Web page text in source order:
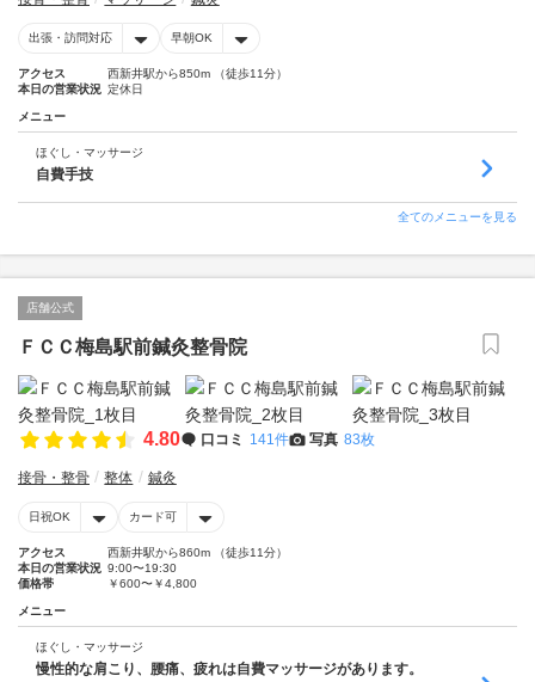
出張・訪問対応 早朝OK
アクセス
西新井駅から850m （徒歩11分）
本日の営業状況 定休日
メニュー
ほぐし・マッサージ
自費手技
全てのメニューを見る
店舗公式
ＦＣＣ梅島駅前鍼灸整骨院
4.80 口コミ 141件 写真 83枚
接骨・整骨 整体 鍼灸
日祝OK カード可
アクセス
西新井駅から860m （徒歩11分）
本日の営業状況 9:00〜19:30
価格帯
￥600〜￥4,800
メニュー
ほぐし・マッサージ
慢性的な肩こり、腰痛、疲れは自費マッサージがあります。